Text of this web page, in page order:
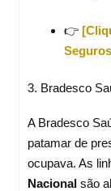
👉
3. Bradesco
A Bradesco
patamar de
ocupava. As
Nacionalsão